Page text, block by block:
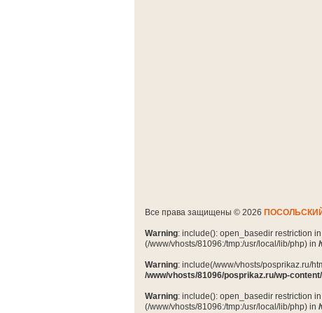
Все права защищены © 2026
Warning: include(): open_basedir restriction
(/www/vhosts/81096:/tmp:/usr/local/lib/php) in
Warning: include(/www/vhosts/posprikaz.ru/
/www/vhosts/81096/posprikaz.ru/wp-
Warning: include(): open_basedir restriction
(/www/vhosts/81096:/tmp:/usr/local/lib/php) in